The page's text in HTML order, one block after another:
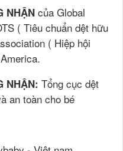
NHẬN của Global
( Tiêu chuẩn dệt hữu
( Hiệp hội
NHẬN: Tổng cục dệt
an toàn cho bé